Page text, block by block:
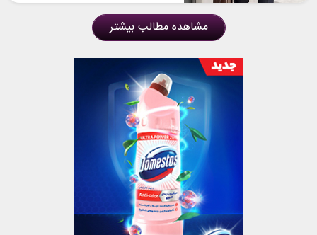
مشاهده مطالب بیشتر